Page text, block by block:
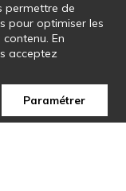
permettre de
pour optimiser les
En
acceptez
Paramétrer